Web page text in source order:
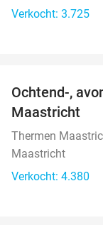
Verkocht: 3.725
Ochtend-,
Maastricht
Thermen
Maastricht
Verkocht: 4.380